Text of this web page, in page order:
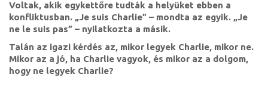
gyökerei)
Voltak, akik egykettőre tudták a helyüket ebben a
konfliktusban. „Je suis Charlie” – mondta az egyik. „Je
ne le suis pas” – nyilatkozta a másik.
Talán az igazi kérdés az, mikor legyek Charlie, mikor ne.
Mikor az a jó, ha Charlie vagyok, és mikor az a dolgom,
hogy ne legyek Charlie?